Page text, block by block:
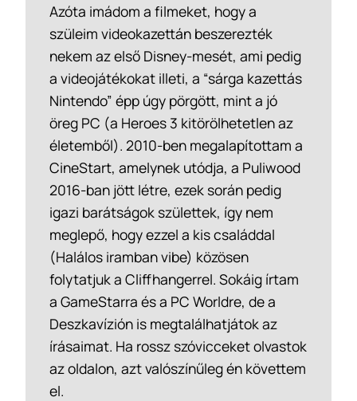
Azóta imádom a filmeket, hogy a
szüleim videokazettán beszerezték
nekem az első Disney-mesét, ami pedig
a videojátékokat illeti, a “sárga kazettás
Nintendo” épp úgy pörgött, mint a jó
öreg PC (a Heroes 3 kitörölhetetlen az
életemből). 2010-ben megalapítottam a
CineStart, amelynek utódja, a Puliwood
2016-ban jött létre, ezek során pedig
igazi barátságok születtek, így nem
meglepő, hogy ezzel a kis családdal
(Halálos iramban vibe) közösen
folytatjuk a Cliffhangerrel. Sokáig írtam
a GameStarra és a PC Worldre, de a
Deszkavízión is megtalálhatjátok az
írásaimat. Ha rossz szóvicceket olvastok
az oldalon, azt valószínűleg én követtem
el.